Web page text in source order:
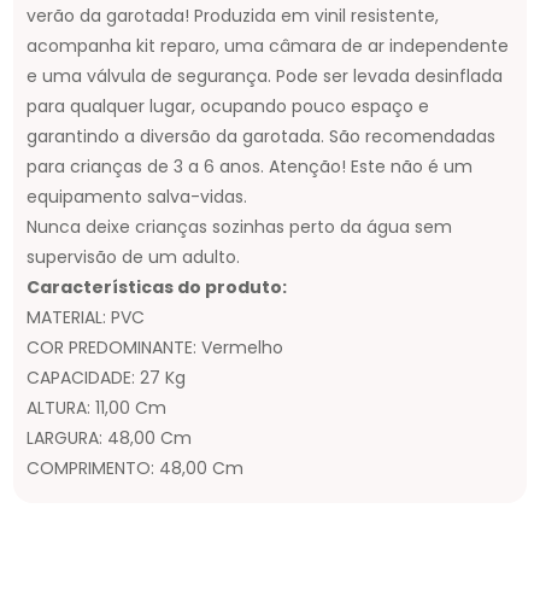
verão da garotada! Produzida em vinil resistente,
acompanha kit reparo, uma câmara de ar independente
e uma válvula de segurança. Pode ser levada desinflada
para qualquer lugar, ocupando pouco espaço e
garantindo a diversão da garotada. São recomendadas
para crianças de 3 a 6 anos. Atenção! Este não é um
equipamento salva-vidas.
Nunca deixe crianças sozinhas perto da água sem
supervisão de um adulto.
Características do produto:
MATERIAL: PVC
COR PREDOMINANTE: Vermelho
CAPACIDADE: 27 Kg
ALTURA: 11,00 Cm
LARGURA: 48,00 Cm
COMPRIMENTO: 48,00 Cm